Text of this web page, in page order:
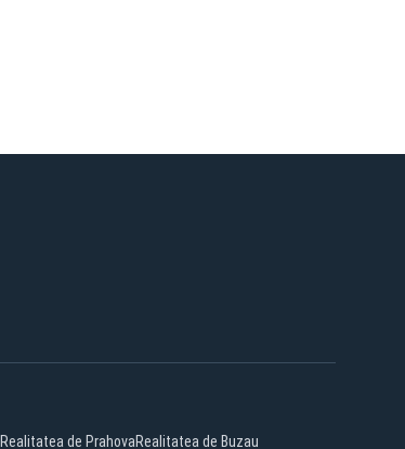
Realitatea de PrahovaRealitatea de Buzau